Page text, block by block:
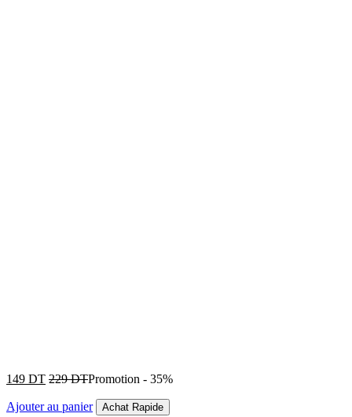
149 DT 229DTPromotion - 35%
Ajouter au panier Achat Rapide